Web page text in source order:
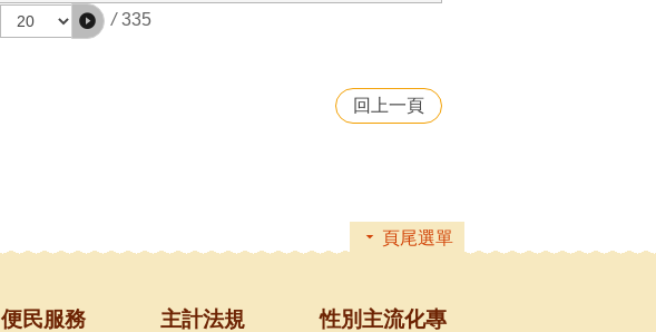
/ 335
回上一頁
頁尾選單
便民服務 主計法規
性別主流化專